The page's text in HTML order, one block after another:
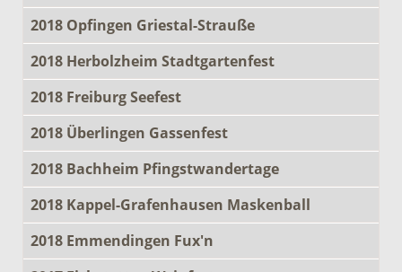
2018 Opfingen Griestal-Strauße
2018 Herbolzheim Stadtgartenfest
2018 Freiburg Seefest
2018 Überlingen Gassenfest
2018 Bachheim Pfingstwandertage
2018 Kappel-Grafenhausen Maskenball
2018 Emmendingen Fux'n